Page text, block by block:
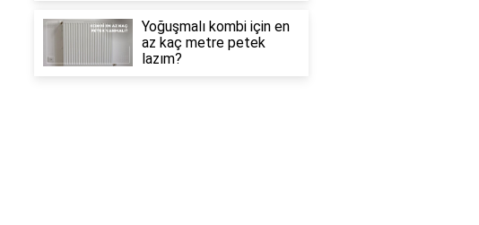
Yoğuşmalı kombi için en
az kaç metre petek
lazım?